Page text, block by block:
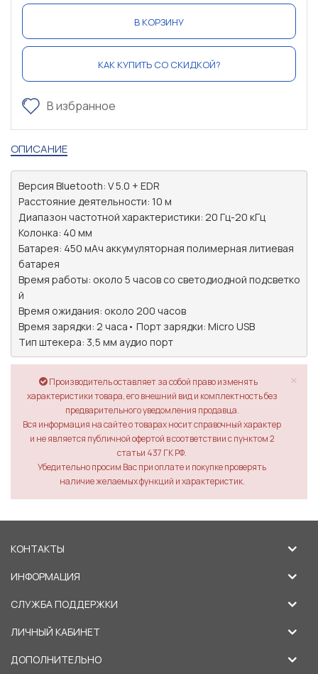
В КОРЗИНУ
КАК КУПИТЬ СО СКИДКОЙ?
В избранное
ОПИСАНИЕ
Версия Bluetooth: V 5.0 + EDR
Расстояние деятельности: 10 м
Диапазон частотной характеристики: 20 Гц-20 кГц
Колонка: 40 мм
Батарея: 450 мАч аккумуляторная полимерная литиевая
батарея
Время работы: около 5 часов со светодиодной подсветко
й
Время ожидания: около 200 часов
Время зарядки: 2 часа• Порт зарядки: Micro USB
Тип штекера: 3,5 мм аудио порт
×
Производитель оставляет за собой право изменять
характеристики товара, его внешний вид и комплектность без
предварительного уведомления продавца.
Вся информация на сайте о товарах носит справочный характер
и не является публичной офертой в соответствии с пунктом 2
статьи 437 ГК РФ.
Убедительно просим Вас при оплате и покупке проверять
наличие желаемых функций и характеристик.
КОНТАКТЫ
ИНФОРМАЦИЯ
СЛУЖБА ПОДДЕРЖКИ
ЛИЧНЫЙ КАБИНЕТ
ДОПОЛНИТЕЛЬНО